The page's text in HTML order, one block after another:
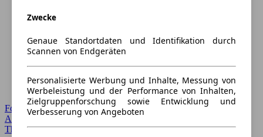
Forum Startseite
Alle Auto-Foren
Themen-Forum
Zwecke
Genaue Standortdaten und Identifikation durch
Scannen von Endgeräten
Personalisierte Werbung und Inhalte, Messung von
Werbeleistung und der Performance von Inhalten,
Zielgruppenforschung sowie Entwicklung und
Verbesserung von Angeboten